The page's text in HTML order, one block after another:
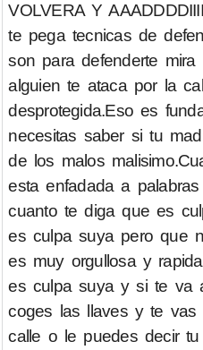
VOLVERA Y
te pega tecnicas de
son para defenderte
alguien te ataca por la
desprotegida.Eso es
necesitas saber si tu
de los malos
esta enfadada a
cuanto te diga que es
es culpa suya pero que
es muy orgullosa y
es culpa suya y si te va
coges las llaves y te
calle o le puedes decir